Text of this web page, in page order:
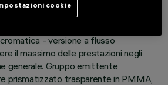
da incasso ad ottica fissa, versione
- versione a flusso
il massimo delle prestazioni negli
generale. Gruppo emittente
prismatizzato trasparente in PMMA,
cookie